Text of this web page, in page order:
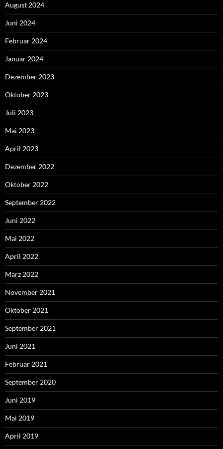
August 2024
Juni 2024
Februar 2024
Januar 2024
Dezember 2023
Oktober 2023
Juli 2023
Mai 2023
April 2023
Dezember 2022
Oktober 2022
September 2022
Juni 2022
Mai 2022
April 2022
März 2022
November 2021
Oktober 2021
September 2021
Juni 2021
Februar 2021
September 2020
Juni 2019
Mai 2019
April 2019